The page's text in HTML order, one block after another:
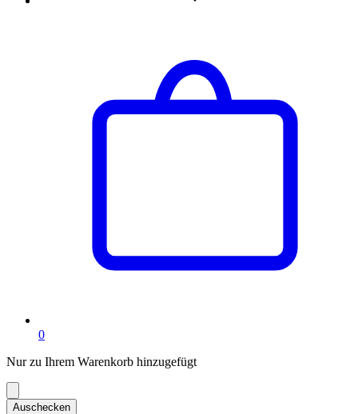
0Artikel
Einkaufswagen
Nur zu Ihrem Warenkorb hinzugefügt
Auschecken